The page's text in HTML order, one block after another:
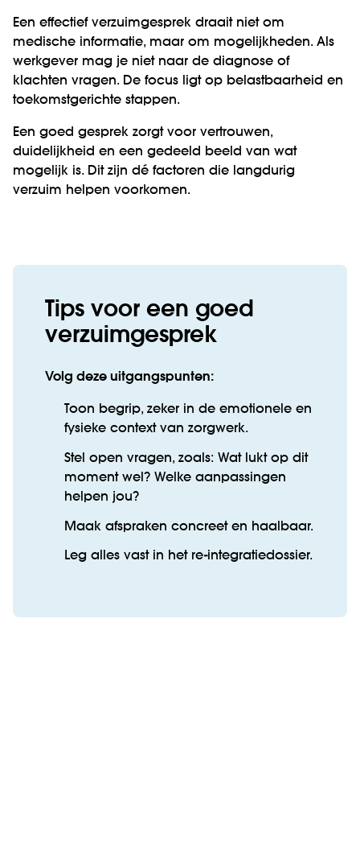
Een effectief verzuimgesprek draait niet om
medische informatie, maar om mogelijkheden. Als
werkgever mag je niet naar de diagnose of
klachten vragen. De focus ligt op belastbaarheid en
toekomstgerichte stappen.
Een goed gesprek zorgt voor vertrouwen,
duidelijkheid en een gedeeld beeld van wat
mogelijk is. Dit zijn dé factoren die langdurig
verzuim helpen voorkomen.
Tips voor een goed
verzuimgesprek
Volg deze uitgangspunten:
Toon begrip, zeker in de emotionele en
fysieke context van zorgwerk.
Stel open vragen, zoals: Wat lukt op dit
moment wel? Welke aanpassingen
helpen jou?
Maak afspraken concreet en haalbaar.
Leg alles vast in het re-integratiedossier.